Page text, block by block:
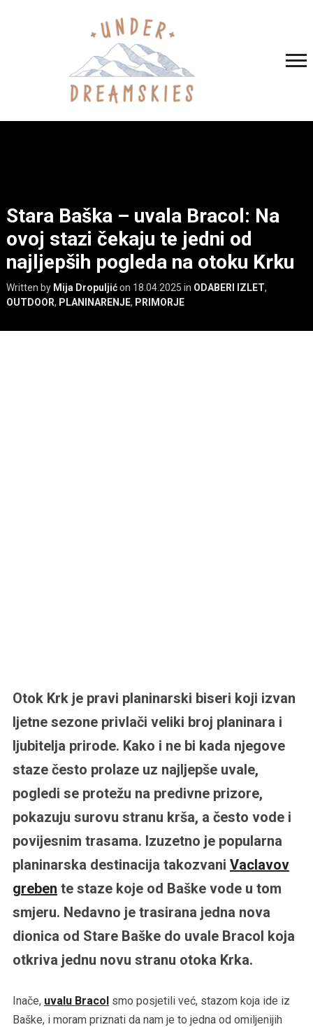
Stara Baška – uvala Bracol: Na
ovoj stazi čekaju te jedni od
najljepših pogleda na otoku Krku
Written by Mija Dropuljićon 18.04.2025 in ODABERI IZLET,
OUTDOOR, PLANINARENJE, PRIMORJE
Otok Krk je pravi planinarski biseri koji izvan
ljetne sezone privlači veliki broj planinara i
ljubitelja prirode. Kako i ne bi kada njegove
staze često prolaze uz najljepše uvale,
pogledi se protežu na predivne prizore,
pokazuju surovu stranu krša, a često vode i
povijesnim trasama. Izuzetno je popularna
planinarska destinacija takozvani Vaclavov
greben te staze koje od Baške vode u tom
smjeru. Nedavno je trasirana jedna nova
dionica od Stare Baške do uvale Bracol koja
otkriva jednu novu stranu otoka Krka.
Inače, uvalu Bracolsmo posjetili već, stazom koja ide iz
Baške, i moram priznati da nam je to jedna od omiljenijih